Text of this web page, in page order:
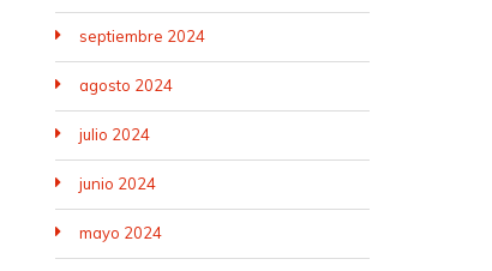
septiembre 2024
agosto 2024
julio 2024
junio 2024
mayo 2024